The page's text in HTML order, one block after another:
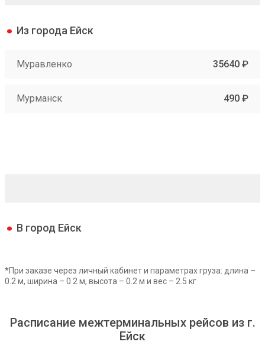
Из города Ейск
Муравленко 35640 ₽
Мурманск 490 ₽
В город Ейск
*При заказе через личный кабинет и параметрах груза: длина –
0.2 м, ширина – 0.2 м, высота – 0.2 м и вес – 2.5 кг
Расписание межтерминальных рейсов из г.
Ейск